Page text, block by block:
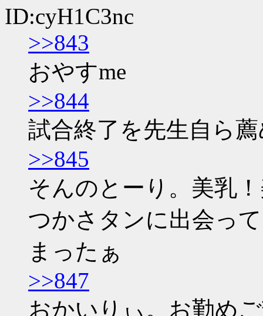
ID:cyH1C3nc
>>843
おやすme
>>844
試合終了を先生自ら
>>845
そんのとーり。美乳
つかさタンに出会っ
まったぁ
>>847
おかいりぃ。お勤め